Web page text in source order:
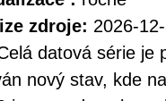
zdroje: 2026-
datová série je
nový stav, kde